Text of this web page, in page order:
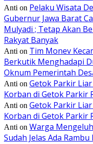
Anti on Pelaku Wisata
Gubernur Jawa Barat
Mulyadi ; Tetap Akan
Rakyat Banyak
Anti on Tim Monev
Berkutik Menghadapi
Oknum Pemerintah
Anti on Getok Parkir
Korban di Getok Parkir
Anti on Getok Parkir
Korban di Getok Parkir
Anti on Warga
Sudah Jelas Ada